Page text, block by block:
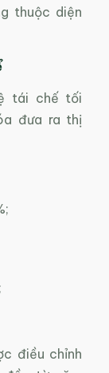
thuộc diện
tái chế tối
đưa ra thị
điều chỉnh